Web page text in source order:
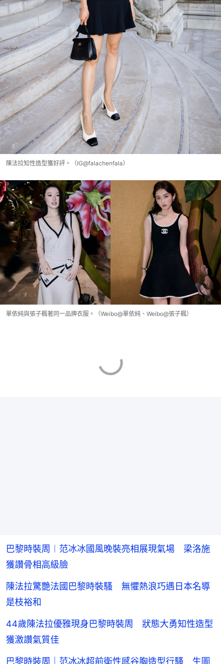
陳法拉知性造型獲好評。（IG@falachenfala）
單依純與張子楓著同一品牌衣服。（Weibo@單依純、Weibo@張子楓）
巴黎時裝周︱范冰冰國風晚裝亮相展現氣場 梁洛施
獲讚骨相高級臉
陳法拉驚艷法國巴黎時裝騷 無懼熱浪巧遇日本名導
是枝裕和
44歲陳法拉優雅現身巴黎時裝周 狀態大勇知性造型
獲激讚氣質佳
巴黎時裝周｜范冰冰超前衛性感谷胸造型行騷 生圖